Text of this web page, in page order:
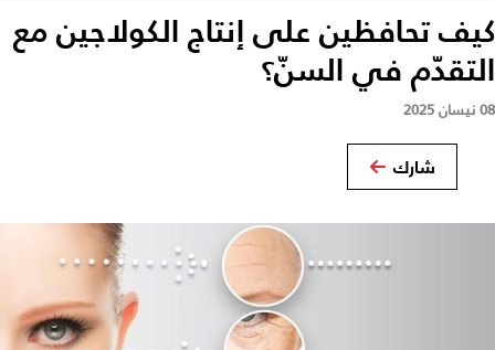
كيف تحافظين على إنتاج الكولاجين مع
التقدّم في السنّ؟
08 نيسان 2025
شارك